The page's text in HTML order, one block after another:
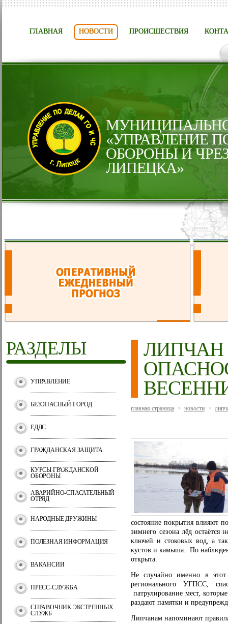
ГЛАВНАЯ НОВОСТИ ПРОИСШЕСТВИЯ
«УПРАВЛЕНИЕ
ОБОРОНЫ И
ЛИПЕЦКА»
РАЗДЕЛЫ
УПРАВЛЕНИЕ
БЕЗОПАСНЫЙ ГОРОД
ЕДДС
ГРАЖДАНСКАЯ ЗАЩИТА
КУРСЫ ГРАЖДАНСКОЙ
ОБОРОНЫ
АВАРИЙНО-СПАСАТЕЛЬНЫЙ
ОТРЯД
НАРОДНЫЕ ДРУЖИНЫ
ПОЛЕЗНАЯ ИНФОРМАЦИЯ
ВАКАНСИИ
ПРЕСС-СЛУЖБА
СПРАВОЧНИК ЭКСТРЕННЫХ
СЛУЖБ
ЛИПЧАН
главная страница > новости >
состояние покрытия влияют
зимнего сезона лёд
ключей и стоковых вод, а
кустов и камыша. По
открыта.
Не случайно именно в
регионального УГПСС,
патрулирование мест,
раздают памятки и
Липчанам напоминают